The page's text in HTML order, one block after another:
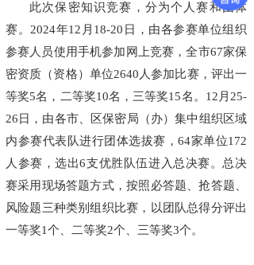
此次保密知识竞赛，分为个人赛和团体
赛。2024年12月18-20日，由各参赛单位组织
参赛人员使用手机参加网上竞赛，全市67家保
密资质（资格）单位2640人参加比赛，评出一
等奖5名，二等奖10名，三等奖15名。12月25-
26日，由各市、区保密局（办）集中组织区域
内参赛代表队进行团体选拔赛，64家单位172
人参赛，选出6支优胜队伍进入总决赛。总决
赛采用现场答题方式，按照必答题、抢答题、
风险题三种类别组织比赛，以团队总得分评出
一等奖1个、二等奖2个、三等奖3个。